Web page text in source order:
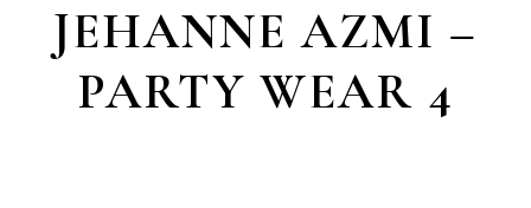
JEHANNE AZMI –
PARTY WEAR 4